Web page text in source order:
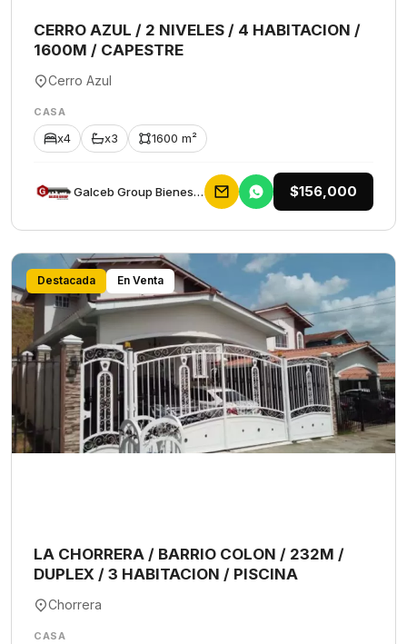
CERRO AZUL / 2 NIVELES / 4 HABITACION /
1600M / CAPESTRE
Cerro Azul
CASA
x4 x3 1600 m²
Galceb Group Bienes Raices $156,000
Destacada En Venta
LA CHORRERA / BARRIO COLON / 232M /
DUPLEX / 3 HABITACION / PISCINA
Chorrera
CASA